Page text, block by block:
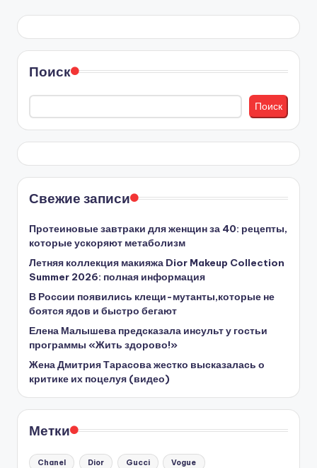
Поиск
Поиск
Свежие записи
Протеиновые завтраки для женщин за 40: рецепты,
которые ускоряют метаболизм
Летняя коллекция макияжа Dior Makeup Collection
Summer 2026: полная информация
В России появились клещи-мутанты,которые не
боятся ядов и быстро бегают
Елена Малышева предсказала инсульт у гостьи
программы «Жить здорово!»
Жена Дмитрия Тарасова жестко высказалась о
критике их поцелуя (видео)
Метки
Chanel Dior Gucci Vogue